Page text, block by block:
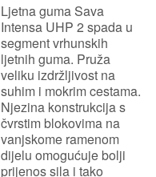
Ljetna guma Sava
Intensa UHP 2 spada u
segment vrhunskih
ljetnih guma. Pruža
veliku izdržljivost na
suhim i mokrim cestama.
Njezina konstrukcija s
čvrstim blokovima na
vanjskome ramenom
dijelu omogućuje bolji
prijenos sila i tako